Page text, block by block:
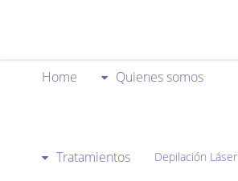
Home Quienes somos
Tratamientos Depilación Láser